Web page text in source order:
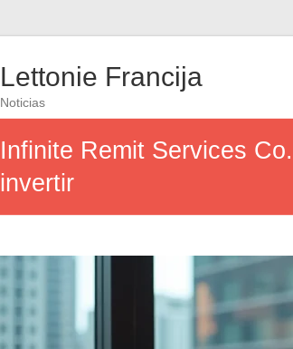
Lettonie Francija
Noticias
Infinite Remit Services
invertir